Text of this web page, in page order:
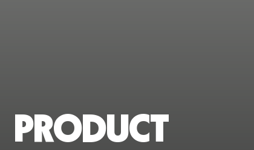
Product